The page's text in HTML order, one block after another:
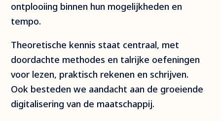
ontplooiing binnen hun mogelijkheden en
tempo.
Theoretische kennis staat centraal, met
doordachte methodes en talrijke oefeningen
voor lezen, praktisch rekenen en schrijven.
Ook besteden we aandacht aan de groeiende
digitalisering van de maatschappij.